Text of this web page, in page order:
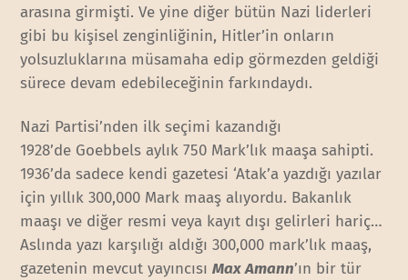
arasına girmişti. Ve yine diğer bütün Nazi liderleri
gibi bu kişisel zenginliğinin, Hitler’in onların
yolsuzluklarına müsamaha edip görmezden geldiği
sürece devam edebileceğinin farkındaydı.
Nazi Partisi’nden ilk seçimi kazandığı
1928’de Goebbels aylık 750 Mark’lık maaşa sahipti.
1936’da sadece kendi gazetesi ‘Atak’a yazdığı yazılar
için yıllık 300,000 Mark maaş alıyordu. Bakanlık
maaşı ve diğer resmi veya kayıt dışı gelirleri hariç…
Aslında yazı karşılığı aldığı 300,000 mark’lık maaş,
gazetenin mevcut yayıncısıMax Amann’ın bir tür